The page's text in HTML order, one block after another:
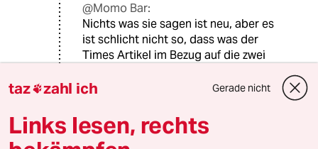
@Momo Bar:
Nichts was sie sagen ist neu, aber es
ist schlicht nicht so, dass was der
Times Artikel im Bezug auf die zwei
schrieb. Übrigens stimme ich dem
um die Studien.
taz zahl ich Gerade nicht
Links lesen, rechts